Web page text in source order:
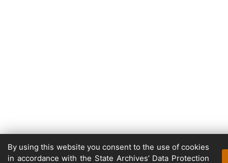
By using this website you consent to the use of cookies
in accordance with the State Archives’ Data Protection